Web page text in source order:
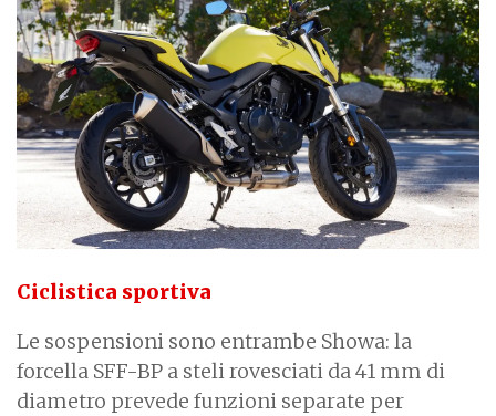
Ciclistica sportiva
Le sospensioni sono entrambe Showa: la
forcella SFF-BP a steli rovesciati da 41 mm di
diametro prevede funzioni separate per